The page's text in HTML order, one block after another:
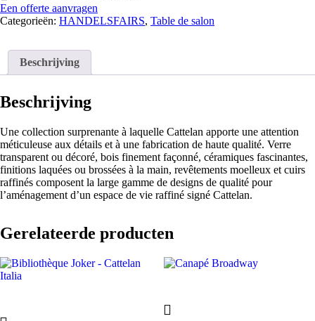
Een offerte aanvragen
Categorieën: HANDELSFAIRS, Table de salon
Beschrijving
Beschrijving
Une collection surprenante à laquelle Cattelan apporte une attention
méticuleuse aux détails et à une fabrication de haute qualité. Verre
transparent ou décoré, bois finement façonné, céramiques fascinantes,
finitions laquées ou brossées à la main, revêtements moelleux et cuirs
raffinés composent la large gamme de designs de qualité pour
l’aménagement d’un espace de vie raffiné signé Cattelan.
Gerelateerde producten